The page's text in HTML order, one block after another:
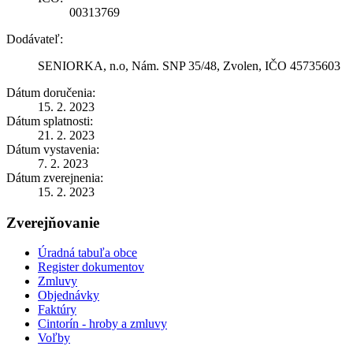
00313769
Dodávateľ:
SENIORKA, n.o, Nám. SNP 35/48, Zvolen, IČO 45735603
Dátum doručenia:
15. 2. 2023
Dátum splatnosti:
21. 2. 2023
Dátum vystavenia:
7. 2. 2023
Dátum zverejnenia:
15. 2. 2023
Zverejňovanie
Úradná tabuľa obce
Register dokumentov
Zmluvy
Objednávky
Faktúry
Cintorín - hroby a zmluvy
Voľby